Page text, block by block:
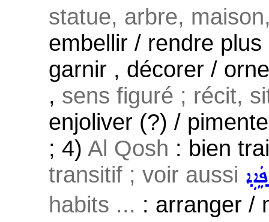
statue, arbre,
embellir / rendre
garnir , décorer /
, sens figuré ; récit,
enjoliver (?) /
; 4) Al Qosh : bien
transitif ; voir aussi ܦܲܐܹܐ
habits ... : arranger /